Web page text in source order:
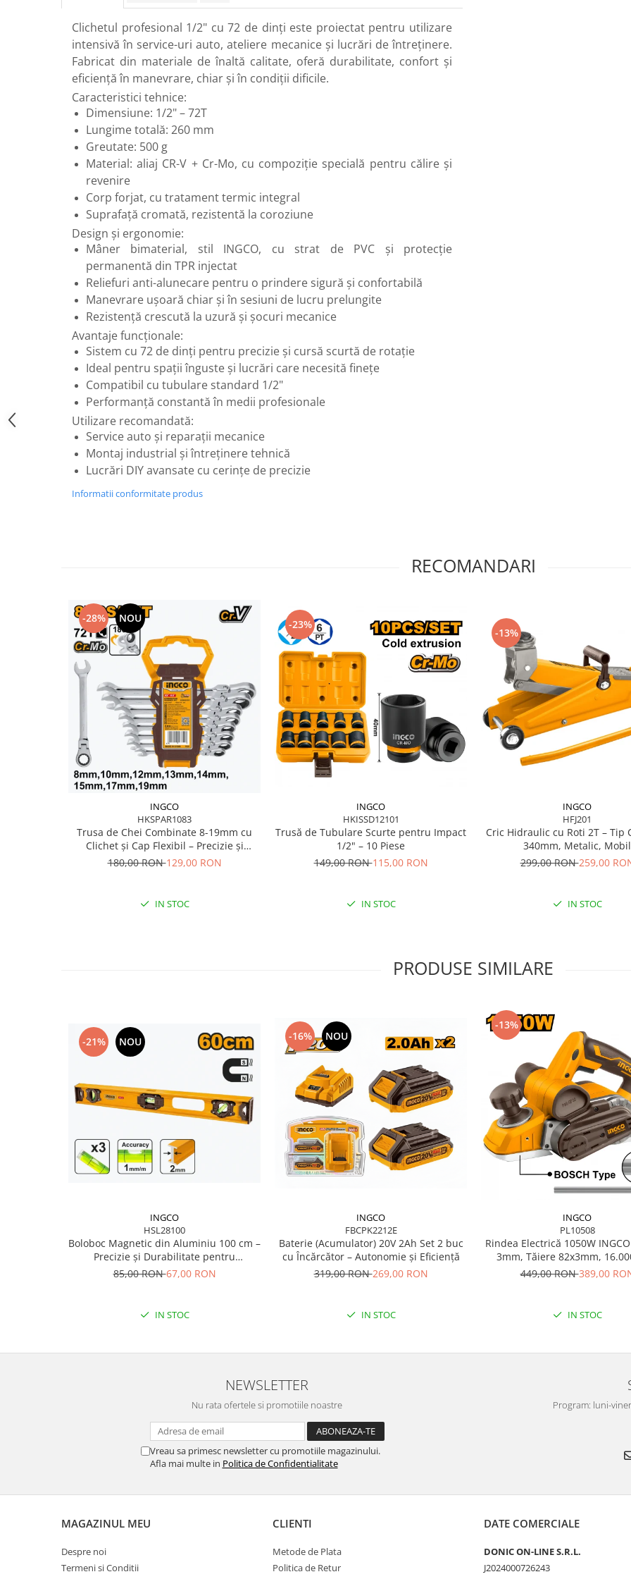
Pistol pentru vopsit
Pompă, hidrofor
Presostate/Regulatoare de
Prelate și Folii de Protecție
Prelungitoare
Rindele electrice
Accesorii rindele
Accesorii pentru polizor
Accesorii scule electrice
Compresoare aer
Fierastrau sabie
Fierăstrău circular
Mixere mortar
Motoare electrice
Pistoale de bătut cuie
Seturi aparate electrice
Testere electrice
Unelte multifuncționale
Vibratoare pentru beton
Scule manuale
Scule pentru Gresie și Sticlă
Scule pentru grădină
Suflantă frunze
Suporturi laptop
Tirbușoane și deschizătoare de
Trusă tubulare
Motoforeze și Burghie de Pământ
Clichetul profesional 1/2" cu 72 de dinți este proiectat pentru utilizare
intensivă în service-uri auto, ateliere mecanice și lucrări de întreținere.
Fabricat din materiale de înaltă calitate, oferă durabilitate, confort și
eficiență în manevrare, chiar și în condiții dificile.
Caracteristici tehnice:
Dimensiune: 1/2" – 72T
Lungime totală: 260 mm
Greutate: 500 g
Material: aliaj CR-V + Cr-Mo, cu compoziție specială pentru călire și
revenire
Corp forjat, cu tratament termic integral
Suprafață cromată, rezistentă la coroziune
Design și ergonomie:
Mâner bimaterial, stil INGCO, cu strat de PVC și protecție
permanentă din TPR injectat
Reliefuri anti-alunecare pentru o prindere sigură și confortabilă
Manevrare ușoară chiar și în sesiuni de lucru prelungite
Rezistență crescută la uzură și șocuri mecanice
Avantaje funcționale:
Sistem cu 72 de dinți pentru precizie și cursă scurtă de rotație
Ideal pentru spații înguste și lucrări care necesită finețe
Compatibil cu tubulare standard 1/2"
Performanță constantă în medii profesionale
Utilizare recomandată:
Service auto și reparații mecanice
Montaj industrial și întreținere tehnică
Lucrări DIY avansate cu cerințe de precizie
Informatii conformitate produs
RECOMANDARI
-28% NOU
INGCO
HKSPAR1083
Trusa de Chei Combinate 8-19mm cu
Clichet și Cap Flexibil – Precizie și
Durabilitate
180,00 RON129,00 RON
IN STOC
-23%
INGCO
HKISSD12101
Trusă de Tubulare Scurte pentru Impact
1/2" – 10 Piese
149,00 RON115,00 RON
IN STOC
-13%
INGCO
HFJ201
Cric Hidraulic cu Roti 2T – Tip
340mm, Metalic, Mobil
299,00 RON259,00
IN STOC
PRODUSE SIMILARE
-21% NOU
INGCO
HSL28100
Boloboc Magnetic din Aluminiu 100 cm –
Precizie și Durabilitate pentru
Profesioniști
85,00 RON67,00 RON
IN STOC
-16% NOU
INGCO
FBCPK2212E
Baterie (Acumulator) 20V 2Ah Set 2 buc
cu Încărcător – Autonomie și Eficiență
319,00 RON269,00 RON
IN STOC
-13%
INGCO
PL10508
Rindea Electrică 1050W
3mm, Tăiere 82x3mm,
449,00 RON389,00
IN STOC
NEWSLETTER
Nu rata ofertele si promotiile noastre
Vreau sa primesc newsletter cu promotiile magazinului.
Afla mai multe in Politica de Confidentialitate
Program: luni-
MAGAZINUL MEU
Despre noi
Termeni si Conditii
CLIENTI
Metode de Plata
Politica de Retur
DATE COMERCIALE
DONIC ON-LINE S.R.L.
J2024000726243